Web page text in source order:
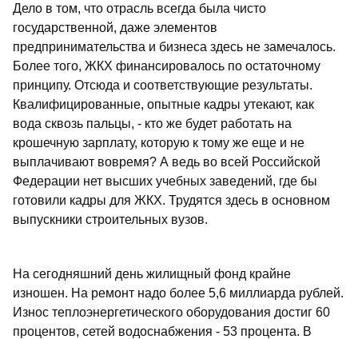
Дело в том, что отрасль всегда была чисто
государственной, даже элементов
предпринимательства и бизнеса здесь не замечалось.
Более того, ЖКХ финансировалось по остаточному
принципу. Отсюда и соответствующие результаты.
Квалифицированные, опытные кадры утекают, как
вода сквозь пальцы, - кто же будет работать на
крошечную зарплату, которую к тому же еще и не
выплачивают вовремя? А ведь во всей Российской
Федерации нет высших учебных заведений, где бы
готовили кадры для ЖКХ. Трудятся здесь в основном
выпускники строительных вузов.
На сегодняшний день жилищный фонд крайне
изношен. На ремонт надо более 5,6 миллиарда рублей.
Износ теплоэнергетического оборудования достиг 60
процентов, сетей водоснабжения - 53 процента. В